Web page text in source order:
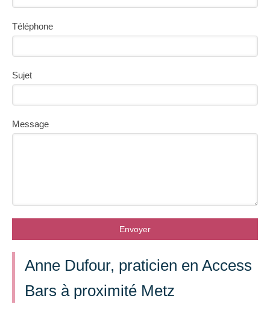
Téléphone
Sujet
Message
Envoyer
Anne Dufour, praticien en Access
Bars à proximité Metz